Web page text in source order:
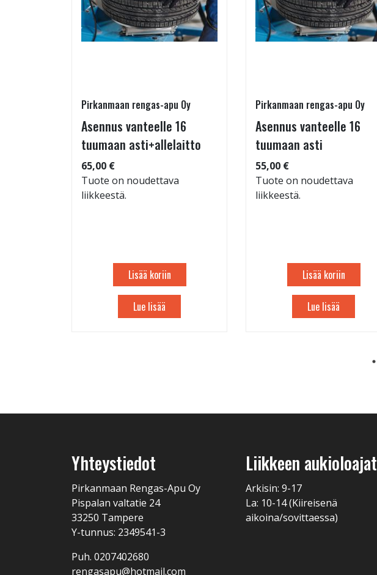
Pirkanmaan rengas-apu Oy
Asennus vanteelle 16
tuumaan asti+allelaitto
65,00 €
Tuote on noudettava
liikkeestä.
Lisää koriin
Lue lisää
Pirkanmaan rengas-apu Oy
Asennus vanteelle 16
tuumaan asti
55,00 €
Tuote on noudettava
liikkeestä.
Lisää koriin
Lue lisää
Yhteystiedot
Pirkanmaan Rengas-Apu Oy
Pispalan valtatie 24
33250 Tampere
Y-tunnus: 2349541-3
Puh. 0207402680
rengasapu@hotmail.com
Liikkeen aukioloajat
Arkisin: 9-17
La: 10-14 (Kiireisenä
aikoina/sovittaessa)